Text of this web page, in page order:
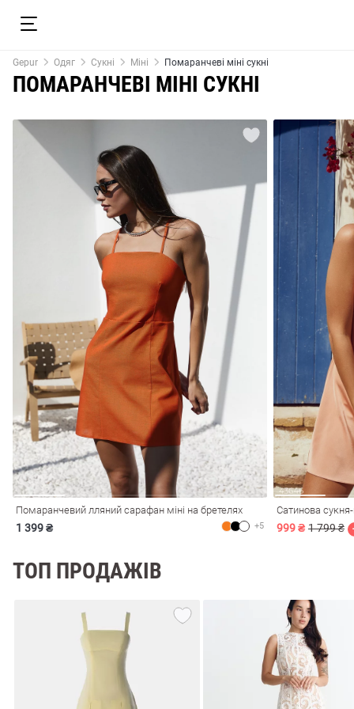
СарафаниНа
Gepur Одяг Сукні Міні Помаранчеві міні сукні
ПОМАРАНЧЕВІ МІНІ СУКНІ
Помаранчевий лляний сарафан міні на бретелях
1 399 ₴ +5
Сатинова сукня-
999 ₴ 1 799 ₴
ТОП ПРОДАЖІВ